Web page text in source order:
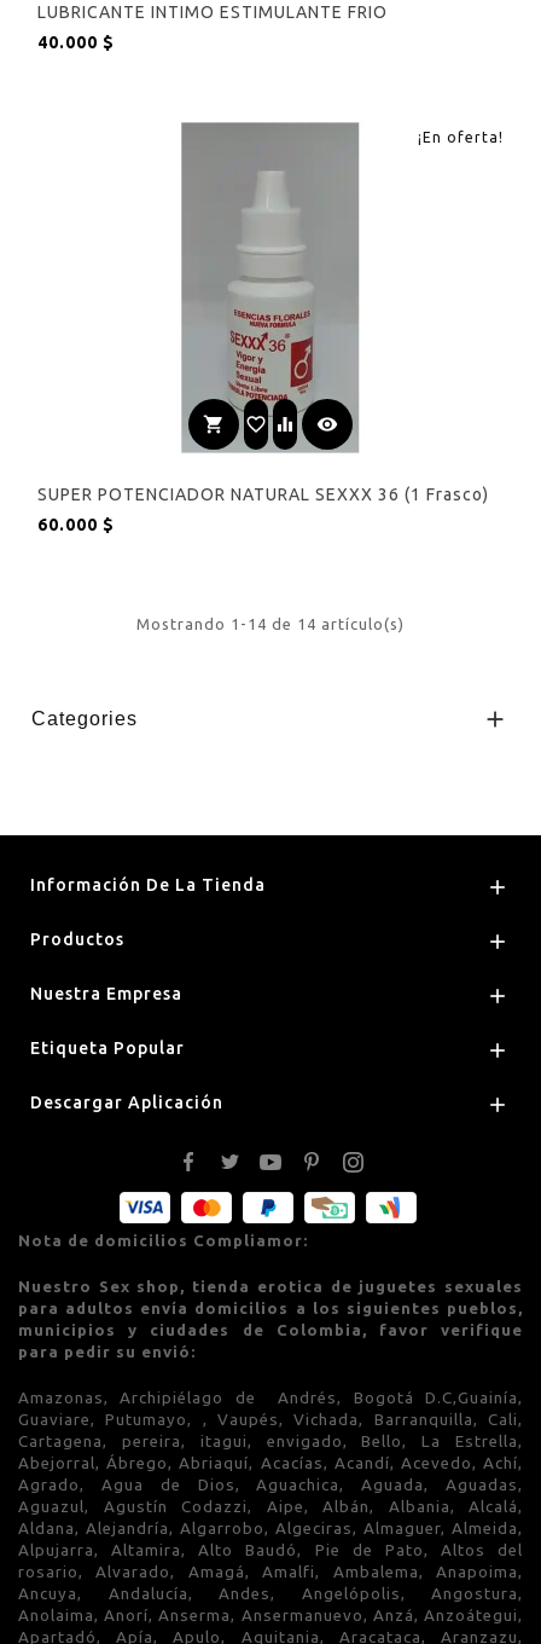
LUBRICANTE INTIMO ESTIMULANTE FRIO
40.000 $
¡En oferta!
shopping_cart favorite_border equalizer visibility
SUPER POTENCIADOR NATURAL SEXXX 36 (1 Frasco)
60.000 $
Mostrando 1-14 de 14 artículo(s)
Categories 
Información De La Tienda 
Productos 
Nuestra Empresa 
Etiqueta Popular 
Descargar Aplicación 
Nota de domicilios Compliamor:
Nuestro Sex shop, tienda erotica de juguetes sexuales
para adultos envía domicilios a los siguientes pueblos,
municipios y ciudades de Colombia, favor verifique
para pedir su envió:
Amazonas, Archipiélago de Andrés, Bogotá D.C,Guainía,
Guaviare, Putumayo, , Vaupés, Vichada, Barranquilla, Cali,
Cartagena, pereira, itagui, envigado, Bello, La Estrella,
Abejorral, Ábrego, Abriaquí, Acacías, Acandí, Acevedo, Achí,
Agrado, Agua de Dios, Aguachica, Aguada, Aguadas,
Aguazul, Agustín Codazzi, Aipe, Albán, Albania, Alcalá,
Aldana, Alejandría, Algarrobo, Algeciras, Almaguer, Almeida,
Alpujarra, Altamira, Alto Baudó, Pie de Pato, Altos del
rosario, Alvarado, Amagá, Amalfi, Ambalema, Anapoima,
Ancuya, Andalucía, Andes, Angelópolis, Angostura,
Anolaima, Anorí, Anserma, Ansermanuevo, Anzá, Anzoátegui,
Apartadó, Apía, Apulo, Aquitania, Aracataca, Aranzazu,